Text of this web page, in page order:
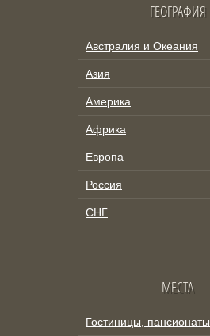
ГЕОГРАФИЯ
Австралия и Океания
Азия
Америка
Африка
Европа
Россия
СНГ
МЕСТА
Гостиницы, пансионаты